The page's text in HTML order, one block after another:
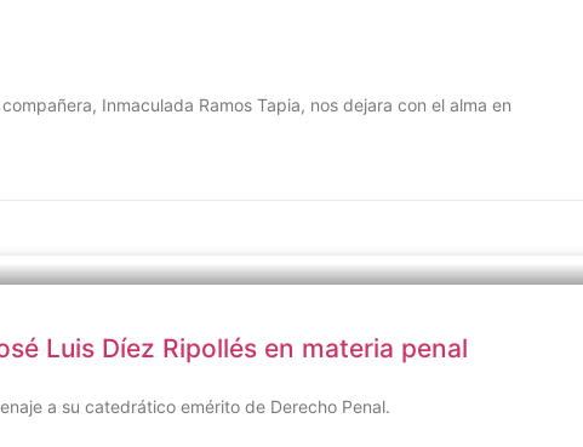
Inmaculada Ramos Tapia, nos dejara con el alma en
Luis Díez Ripollés en materia penal
a su catedrático emérito de Derecho Penal.